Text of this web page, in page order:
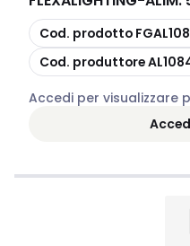
copia
Cod. prodotto
copia
Cod. produttore
Accedi per visualizzare